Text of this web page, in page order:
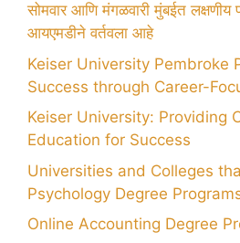
सोमवार आणि मंगळवारी मुंबईत
आयएमडीने वर्तवला आहे
Keiser University Pembroke
Success through Career-
Keiser University: Providing
Education for Success
Universities and Colleges
Psychology Degree
Online Accounting Degree